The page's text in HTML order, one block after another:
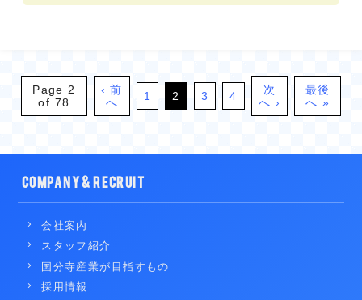
Page 2
of 78
‹ 前
へ
1 2 3 4
次
へ ›
最後
へ »
COMPANY & RECRUIT
会社案内
スタッフ紹介
国分寺産業が目指すもの
採用情報